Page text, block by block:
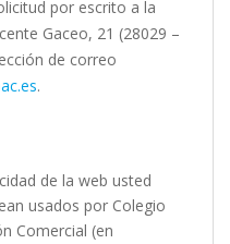
por escrito a la
Gaceo, 21 (28029 –
de correo
.
de la web usted
usados por Colegio
Comercial (en